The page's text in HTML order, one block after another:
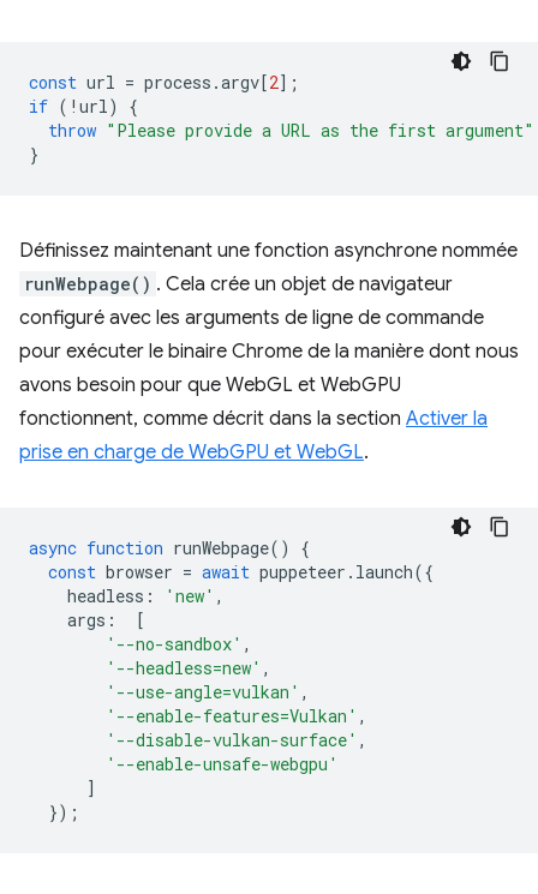
const url = process .argv[2];
if ( ! url )
{
throw "Please provide a URL as the first argument"
}
Définissez maintenant une fonction asynchrone nommée
runWebpage() . Cela crée un objet de navigateur
configuré avec les arguments de ligne de commande
pour exécuter le binaire Chrome de la manière dont nous
avons besoin pour que WebGL et WebGPU
fonctionnent, comme décrit dans la section Activer la
prise en charge de WebGPU et WebGL.
async function runWebpage()
{
const browser = await puppeteer . launch({
headless : 'new' ,
args :
[
'--no-sandbox' ,
'--headless=new' ,
'--use-angle=vulkan' ,
'--enable-features=Vulkan' ,
'--disable-vulkan-surface' ,
'--enable-unsafe-webgpu'
]
});